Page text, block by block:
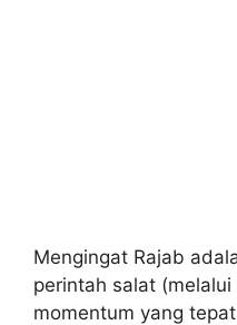
Mengingat Rajab
perintah salat (melalui
momentum yang